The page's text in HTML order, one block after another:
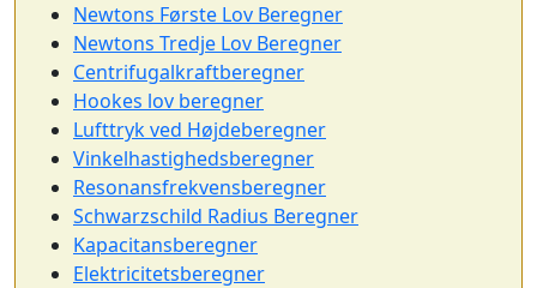
Newtons Første Lov Beregner
Newtons Tredje Lov Beregner
Centrifugalkraftberegner
Hookes lov beregner
Lufttryk ved Højdeberegner
Vinkelhastighedsberegner
Resonansfrekvensberegner
Schwarzschild Radius Beregner
Kapacitansberegner
Elektricitetsberegner